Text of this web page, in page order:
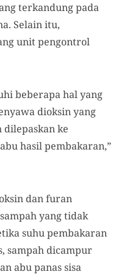
terkandung pada
Selain itu,
unit pengontrol
beberapa hal yang
dioksin yang
ke
hasil pembakaran,”
dan furan
yang tidak
suhu pembakaran
sampah dicampur
abu panas sisa